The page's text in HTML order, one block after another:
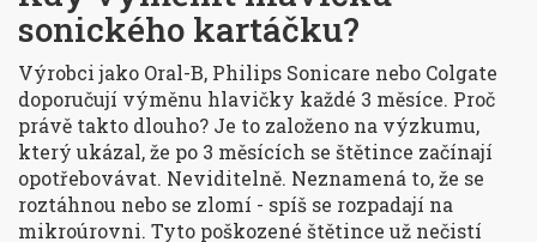
sonického kartáčku?
Výrobci jako Oral-B, Philips Sonicare nebo Colgate
doporučují výměnu hlavičky každé 3 měsíce. Proč
právě takto dlouho? Je to založeno na výzkumu,
který ukázal, že po 3 měsících se štětince začínají
opotřebovávat. Neviditelně. Neznamená to, že se
roztáhnou nebo se zlomí - spíš se rozpadají na
mikroúrovni. Tyto poškozené štětince už nečistí